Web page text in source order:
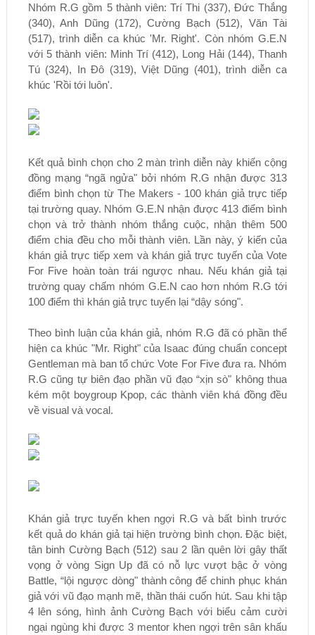
Nhóm R.G gồm 5 thành viên: Trí Thi (337), Đức Thắng
(340), Anh Dũng (172), Cường Bạch (512), Văn Tài
(517), trình diễn ca khúc 'Mr. Right'. Còn nhóm G.E.N
với 5 thành viên: Minh Trí (412), Long Hải (144), Thanh
Tú (324), In Đô (319), Việt Dũng (401), trình diễn ca
khúc 'Rồi tới luôn'.
Kết quả bình chọn cho 2 màn trình diễn này khiến cộng
đồng mạng “ngã ngửa" bởi nhóm R.G nhận được 313
điểm bình chọn từ The Makers - 100 khán giả trực tiếp
tại trường quay. Nhóm G.E.N nhận được 413 điểm bình
chọn và trở thành nhóm thắng cuộc, nhận thêm 500
điểm chia đều cho mỗi thành viên. Lần này, ý kiến của
khán giả trực tiếp xem và khán giả trực tuyến của Vote
For Five hoàn toàn trái ngược nhau. Nếu khán giả tại
trường quay chấm nhóm G.E.N cao hơn nhóm R.G tới
100 điểm thì khán giả trực tuyến lại “dậy sóng".
Theo bình luận của khán giả, nhóm R.G đã có phần thể
hiện ca khúc "Mr. Right" của Isaac đúng chuẩn concept
Gentleman mà ban tổ chức Vote For Five đưa ra. Nhóm
R.G cũng tự biên đạo phần vũ đạo “xịn sò" không thua
kém một boygroup Kpop, các thành viên khá đồng đều
về visual và vocal.
Khán giả trực tuyến khen ngợi R.G và bất bình trước
kết quả do khán giả tại hiện trường bình chọn. Đặc biệt,
tân binh Cường Bạch (512) sau 2 lần quên lời gây thất
vọng ở vòng Sign Up đã có nỗ lực vượt bậc ở vòng
Battle, “lội ngược dòng" thành công để chinh phục khán
giả với vũ đạo mạnh mẽ, thần thái cuốn hút. Sau khi tập
4 lên sóng, hình ảnh Cường Bạch với biểu cảm cười
ngại ngùng khi được 3 mentor khen ngợi trên sân khấu